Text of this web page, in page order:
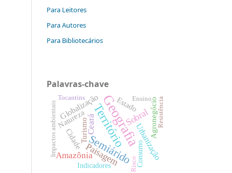
Para Leitores
Para Autores
Para Bibliotecários
Palavras-chave
Geografia
Território
Semiárido
Sobral
Paisagem
Ceará
Amazônia
Globalização
Urbanização
Agronegócio
Turismo
Cidade
Natureza
Estado
Consumo
Indicadores
Resistência
Impactos ambientais
Tocantins
Risco
Ensino